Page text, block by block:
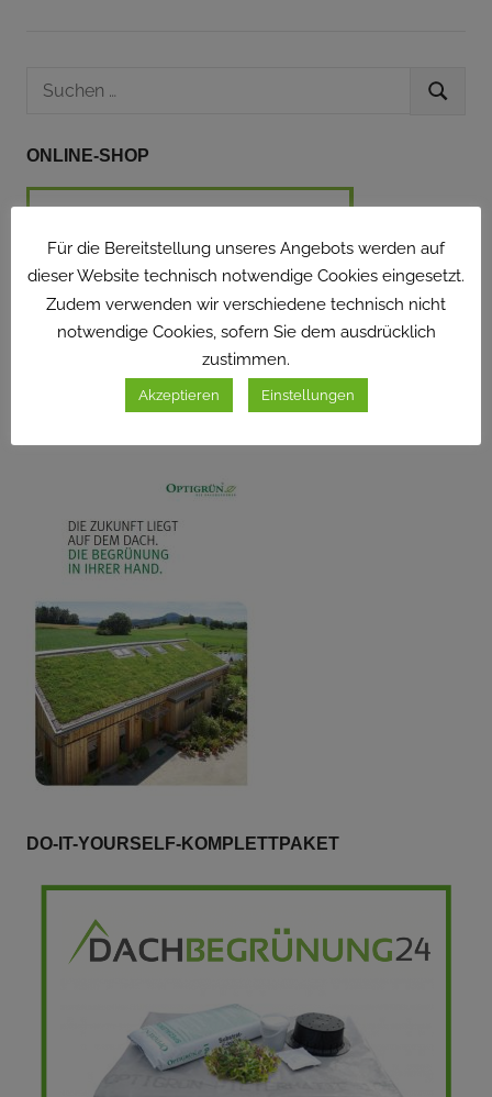
Suchen
SUCHEN
ONLINE-SHOP
DO-IT-YOURSELF-KOMPLETTPAKET
Für die Bereitstellung unseres Angebots werden auf
dieser Website technisch notwendige Cookies eingesetzt.
Zudem verwenden wir verschiedene technisch nicht
notwendige Cookies, sofern Sie dem ausdrücklich
zustimmen.
Akzeptieren Einstellungen